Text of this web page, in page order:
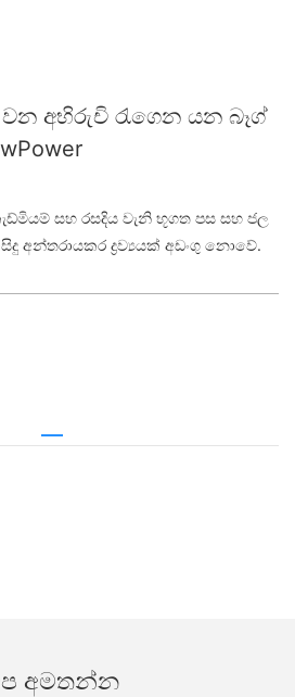
අභිරුචි රැගෙන යන බෑග්
සහ රසදිය වැනි භූගත පස සහ ජල
අන්තරායකර ද්‍රව්‍යයක් අඩංගු නොවේ.
අමතන්න